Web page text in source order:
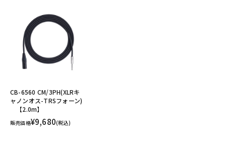
CB-6560 CM/3PH(XLRキ
ャノンオス-TRSフォーン)
【2.0m】
販売価格¥9,680(税込)